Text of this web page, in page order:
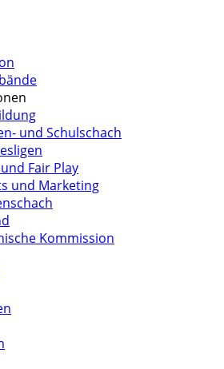
und Schulschach
Fair Play
und Marketing
Kommission